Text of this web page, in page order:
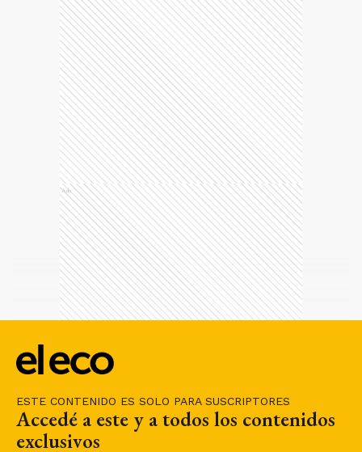
ESTE CONTENIDO ES SOLO PARA SUSCRIPTORES
Accedé a este y a todos los contenidos
exclusivos
Ads